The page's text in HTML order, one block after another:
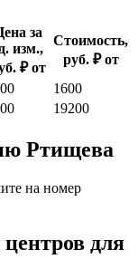
за
изм.,
₽ от
Стоимость,
руб. ₽ от
1600
19200
Ртищева
на номер
для